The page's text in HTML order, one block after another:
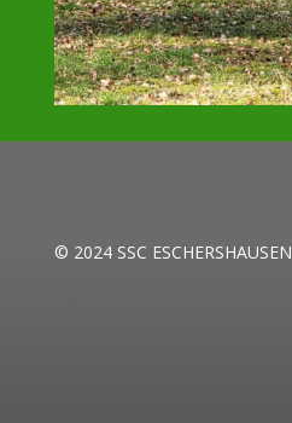
© 2024 SSC ESCHERSHAUSEN